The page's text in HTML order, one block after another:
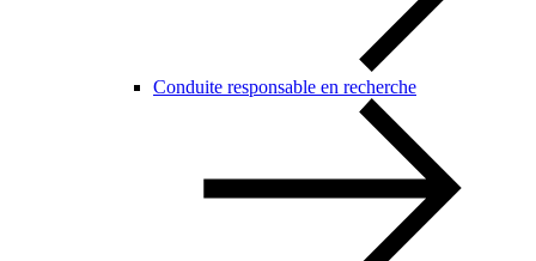
Conduite responsable en recherche